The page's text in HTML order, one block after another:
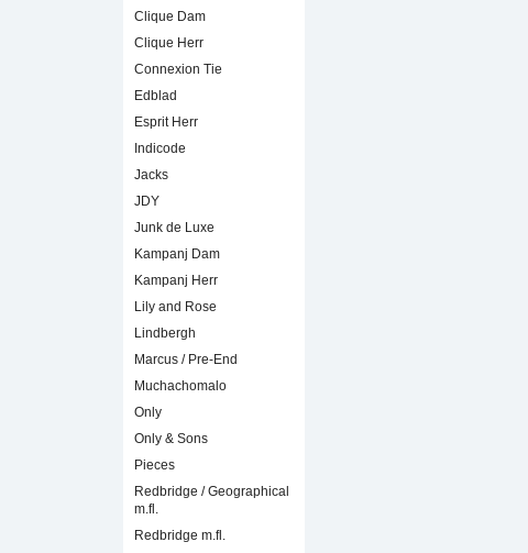
Clique Dam
Clique Herr
Connexion Tie
Edblad
Esprit Herr
Indicode
Jacks
JDY
Junk de Luxe
Kampanj Dam
Kampanj Herr
Lily and Rose
Lindbergh
Marcus / Pre-End
Muchachomalo
Only
Only & Sons
Pieces
Redbridge / Geographical
m.fl.
Redbridge m.fl.